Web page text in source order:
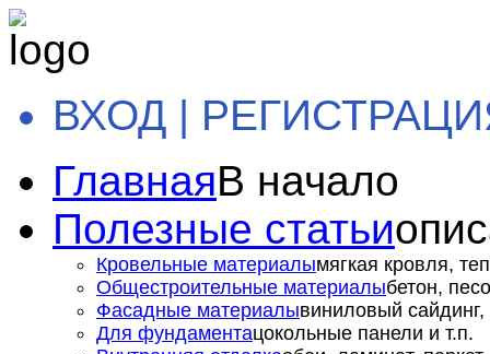
ВХОД |
ГлавнаяВ начало
Полезные статьи
Кровельные материалымягкая кровля,
Общестроительные материалыбетон,
Фасадные материалывиниловый сайдинг,
Для фундаментацокольные панели и т.п.